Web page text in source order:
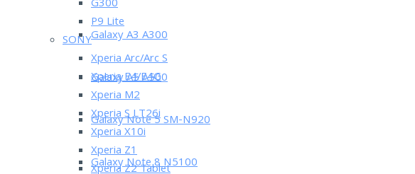
Galaxy A3 A300
Galaxy A5 A500
Galaxy Note 5 SM-N920
Galaxy Note 8 N5100
G300
P9 Lite
SONY
Xperia Arc/Arc S
Xperia E4/E4G
Xperia M2
Xperia S LT26i
Xperia X10i
Xperia Z1
Xperia Z2 Tablet